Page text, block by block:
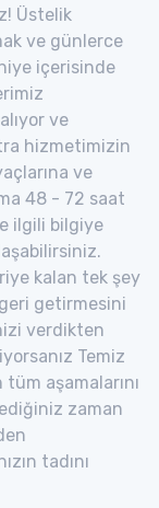
Üstelik
ve günlerce
içerisinde
ve
hizmetimizin
ve
48 - 72 saat
ilgili bilgiye
kalan tek şey
geri getirmesini
verdikten
Temiz
aşamalarını
zaman
tadını